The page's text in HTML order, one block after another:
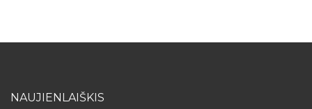
NAUJIENLAIŠKIS